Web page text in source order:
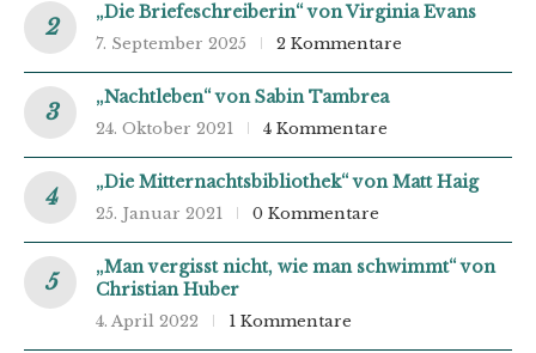
„Die Briefeschreiberin“ von Virginia Evans
7. September 2025 2 Kommentare
„Nachtleben“ von Sabin Tambrea
24. Oktober 2021 4 Kommentare
„Die Mitternachtsbibliothek“ von Matt Haig
25. Januar 2021 0 Kommentare
„Man vergisst nicht, wie man schwimmt“ von
Christian Huber
4. April 2022 1 Kommentare